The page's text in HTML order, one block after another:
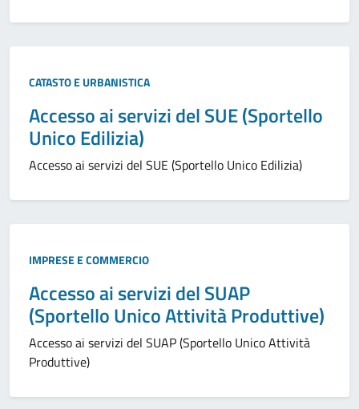
CATASTO E URBANISTICA
Accesso ai servizi del SUE (Sportello
Unico Edilizia)
Accesso ai servizi del SUE (Sportello Unico Edilizia)
IMPRESE E COMMERCIO
Accesso ai servizi del SUAP
(Sportello Unico Attività Produttive)
Accesso ai servizi del SUAP (Sportello Unico Attività
Produttive)